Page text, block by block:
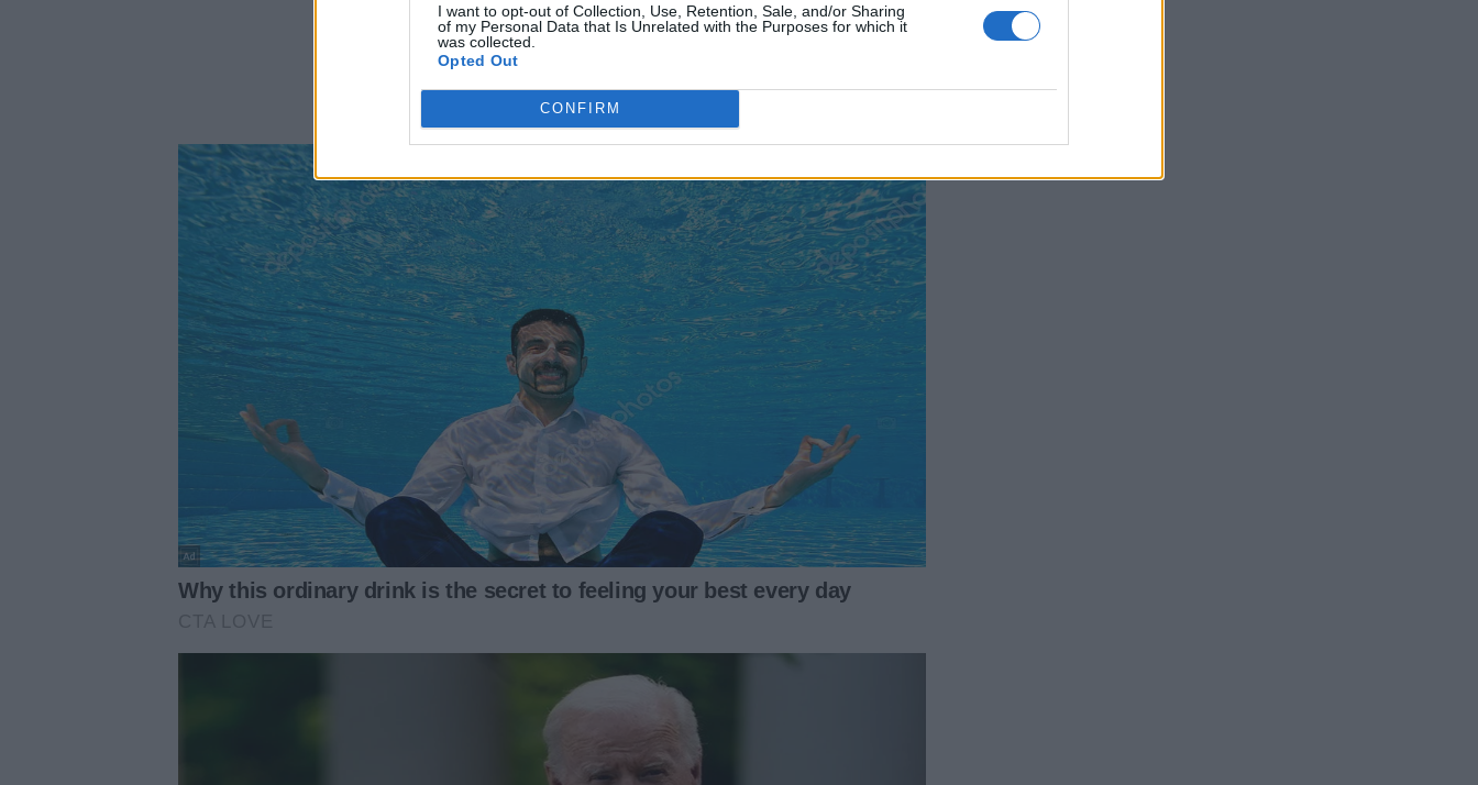
I want to opt-out of Collection, Use, Retention, Sale, and/or Sharing
of my Personal Data that Is Unrelated with the Purposes for which it
was collected.
Opted Out
CONFIRM